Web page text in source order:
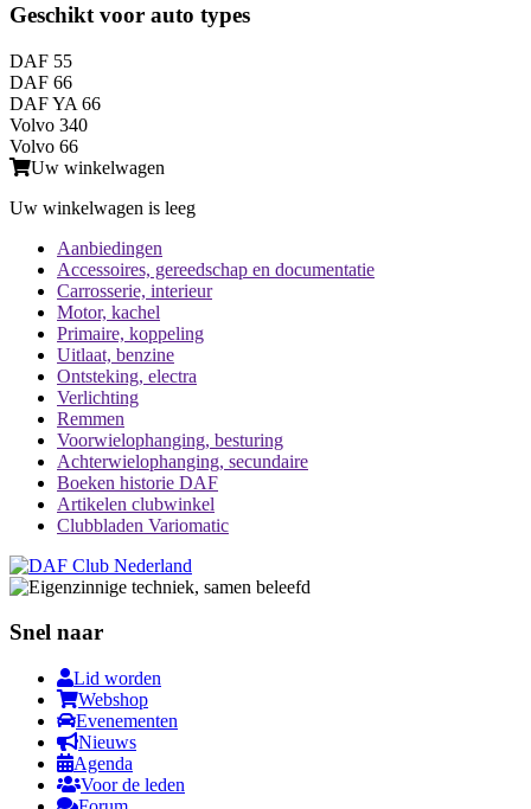
Geschikt voor auto types
DAF 55
DAF 66
DAF YA 66
Volvo 340
Volvo 66
Uw winkelwagen
Uw winkelwagen is leeg
Aanbiedingen
Accessoires, gereedschap en documentatie
Carrosserie, interieur
Motor, kachel
Primaire, koppeling
Uitlaat, benzine
Ontsteking, electra
Verlichting
Remmen
Voorwielophanging, besturing
Achterwielophanging, secundaire
Boeken historie DAF
Artikelen clubwinkel
Clubbladen Variomatic
Snel naar
Lid worden
Webshop
Evenementen
Nieuws
Agenda
Voor de leden